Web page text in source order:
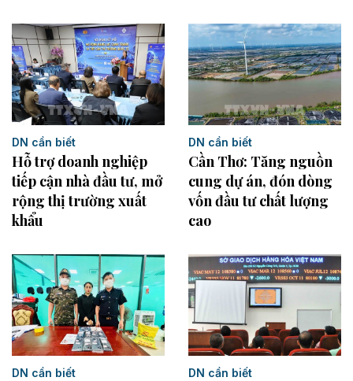
DN cần biết
Hỗ trợ doanh nghiệp
tiếp cận nhà đầu tư, mở
rộng thị trường xuất
khẩu
DN cần biết
Cần Thơ: Tăng nguồn
cung dự án, đón dòng
vốn đầu tư chất lượng
cao
DN cần biết DN cần biết